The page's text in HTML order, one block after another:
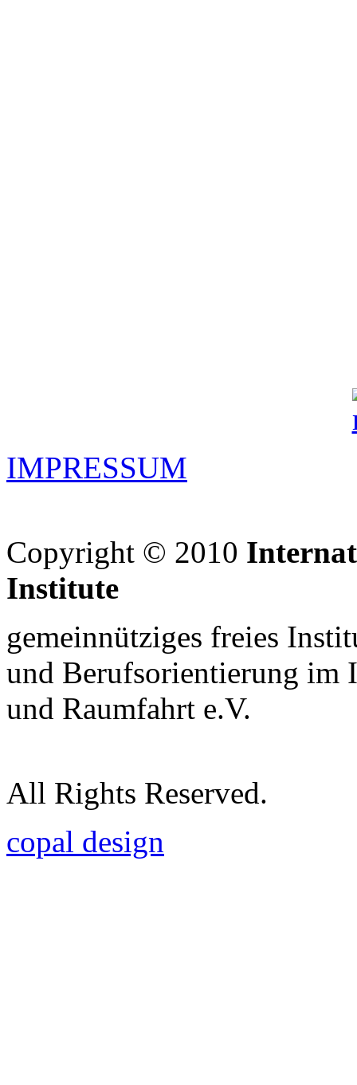
IMPRESSUM
Copyright © 2010
Institute
gemeinnütziges freies
und Berufsorientierung im
und Raumfahrt e.V.
All Rights Reserved.
copal design